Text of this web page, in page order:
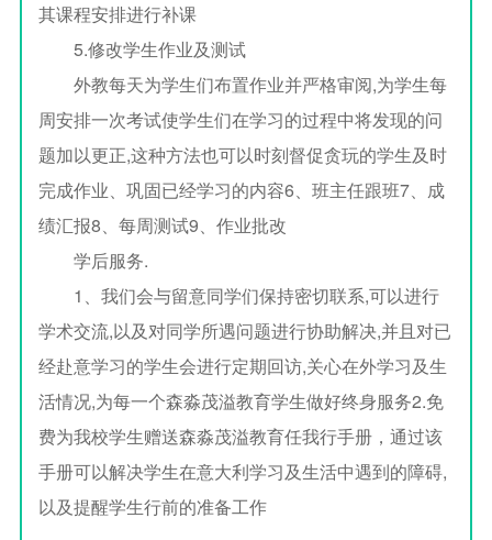
其课程安排进行补课
5.修改学生作业及测试
外教每天为学生们布置作业并严格审阅,为学生每
周安排一次考试使学生们在学习的过程中将发现的问
题加以更正,这种方法也可以时刻督促贪玩的学生及时
完成作业、巩固已经学习的内容6、班主任跟班7、成
绩汇报8、每周测试9、作业批改
学后服务.
1、我们会与留意同学们保持密切联系,可以进行
学术交流,以及对同学所遇问题进行协助解决,并且对已
经赴意学习的学生会进行定期回访,关心在外学习及生
活情况,为每一个森淼茂溢教育学生做好终身服务2.免
费为我校学生赠送森淼茂溢教育任我行手册，通过该
手册可以解决学生在意大利学习及生活中遇到的障碍,
以及提醒学生行前的准备工作